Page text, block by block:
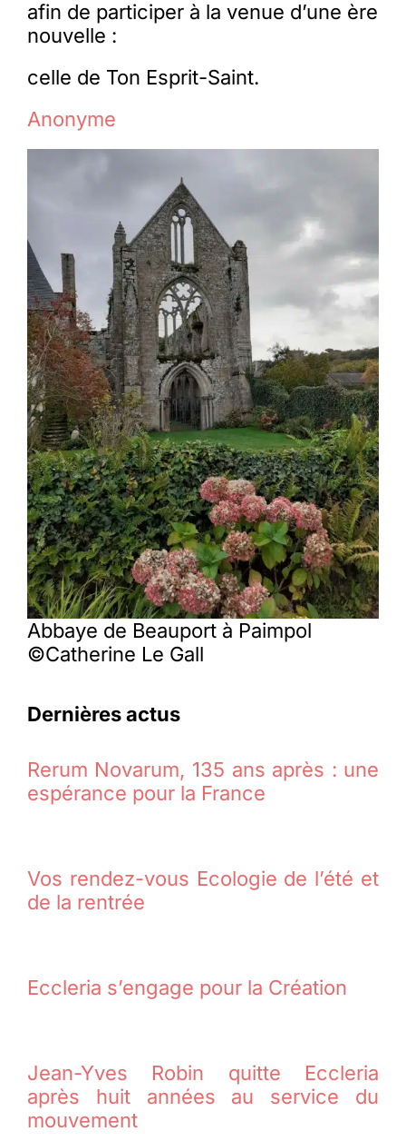
afin de participer à la venue d’une ère
nouvelle :
celle de Ton Esprit-Saint.
Anonyme
Abbaye de Beauport à Paimpol
©Catherine Le Gall
Dernières actus
Rerum Novarum, 135 ans après : une
espérance pour la France
Vos rendez-vous Ecologie de l’été et
de la rentrée
Eccleria s’engage pour la Création
Jean-Yves Robin quitte Eccleria
après huit années au service du
mouvement